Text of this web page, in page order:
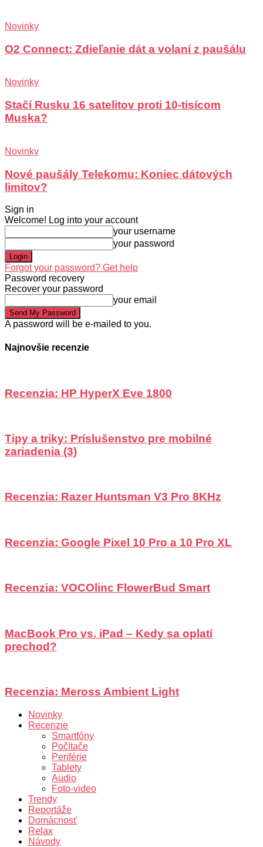
Novinky
O2 Connect: Zdieľanie dát a volaní z paušálu
Novinky
Stačí Rusku 16 satelitov proti 10-tisícom
Muska?
Novinky
Nové paušály Telekomu: Koniec dátových
limitov?
Sign in
Welcome! Log into your account
your username
your password
Forgot your password? Get help
Password recovery
Recover your password
your email
A password will be e-mailed to you.
Najnovšie recenzie
Recenzia: HP HyperX Eve 1800
Tipy a triky: Príslušenstvo pre mobilné
zariadenia (3)
Recenzia: Razer Huntsman V3 Pro 8KHz
Recenzia: Google Pixel 10 Pro a 10 Pro XL
Recenzia: VOCOlinc FlowerBud Smart
MacBook Pro vs. iPad – Kedy sa oplatí
prechod?
Recenzia: Meross Ambient Light
Novinky
Recenzie
Smartfóny
Počítače
Periférie
Tablety
Audio
Foto-video
Trendy
Reportáže
Domácnosť
Relax
Návody